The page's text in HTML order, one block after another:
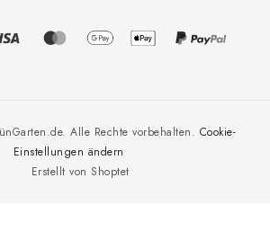
Erstellt von Shoptet
. Alle Rechte vorbehalten. Cookie-
Einstellungen ändern